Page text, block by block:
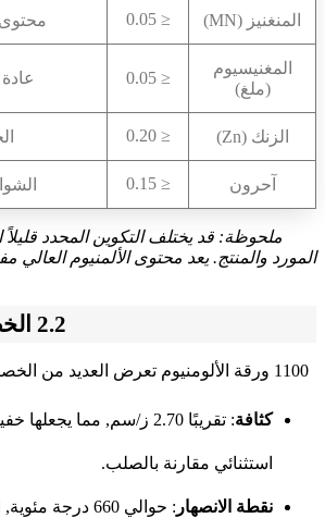
المنغنيز (MN) ≤ 0.05
المغنيسيوم
(ملغ)
≤ 0.05 عادة
الزنك (Zn) ≤ 0.20
آحرون ≤ 0.15
ملحوظة: قد يختلف التكوين المحدد
المورد والمنتج. يعد محتوى الألمنيوم العالي
2.2 الخصائص الفيزيائية
1100 ورقة الألومنيوم تعرض العديد من الخصائص الفيزيائية البارزة:
كثافة : تقريبًا 2.70 ز/سم, مما
استثنائي مقارنة بالصلب.
نقطة الانصهار : حوالي 660 درجة